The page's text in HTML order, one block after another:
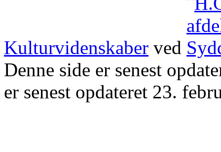
Kulturvidenskaber ved
Denne side er senest
er senest opdateret 23.